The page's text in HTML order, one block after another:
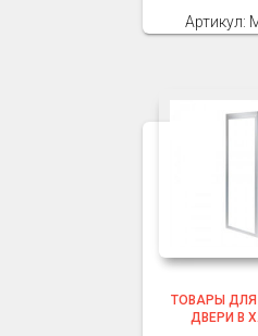
Артикул:
ТОВАРЫ
ДВЕРИ В